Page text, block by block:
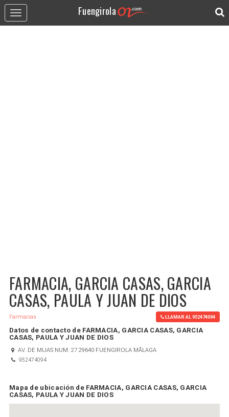
Toggle
navigation
Fuengirola
FARMACIA, GARCIA CASAS, GARCIA
CASAS, PAULA Y JUAN DE DIOS
Farmacias LLAMAR AL 952474094
Datos de contacto de FARMACIA, GARCIA CASAS, GARCIA
CASAS, PAULA Y JUAN DE DIOS
AV. DE MIJAS NUM. 27 29640 FUENGIROLA MÃLAGA
952474094
Mapa de ubicación de FARMACIA, GARCIA CASAS, GARCIA
CASAS, PAULA Y JUAN DE DIOS